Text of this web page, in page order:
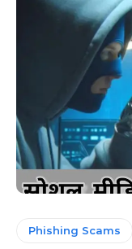
Phishing Scams